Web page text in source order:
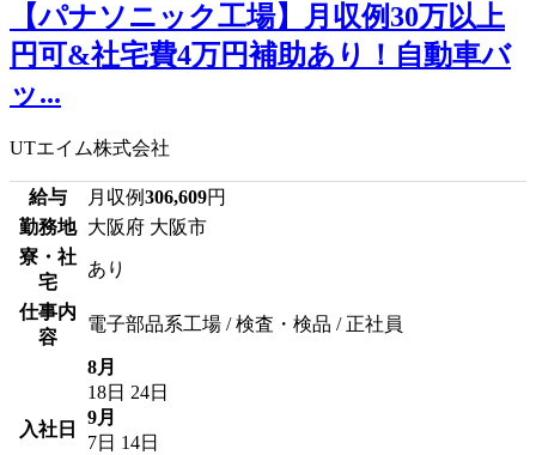
【パナソニック工場】月収例30万以上
円可&社宅費4万円補助あり！自動車バ
ッ...
UTエイム株式会社
給与 月収例306,609円
勤務地 大阪府 大阪市
寮・社
宅
あり
仕事内
容
電子部品系工場 / 検査・検品 / 正社員
入社日
8月
18日 24日
9月
7日 14日